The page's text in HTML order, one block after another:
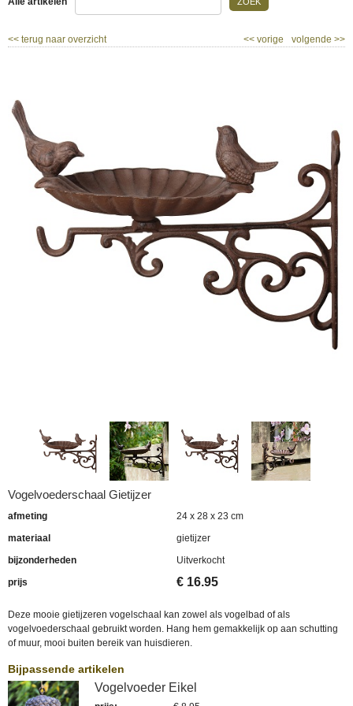
<< terug naar overzicht volgende >>
<< vorige
Vogelvoederschaal Gietijzer
afmeting
24 x 28 x 23 cm
materiaal
gietijzer
bijzonderheden
Uitverkocht
prijs
€ 16.95
Deze mooie gietijzeren vogelschaal kan zowel als vogelbad of als
vogelvoederschaal gebruikt worden. Hang hem gemakkelijk op aan schutting
of muur, mooi buiten bereik van huisdieren.
Bijpassende artikelen
Vogelvoeder Eikel